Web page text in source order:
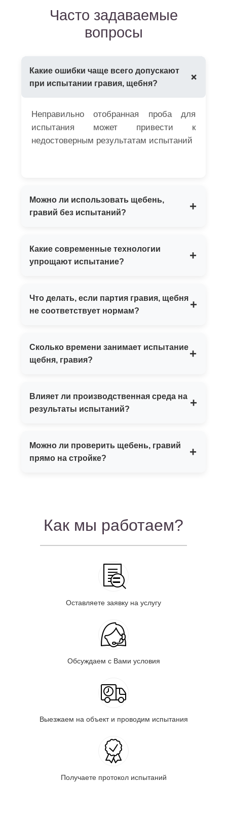
Часто задаваемые
вопросы
Какие ошибки чаще всего допускают
при испытании гравия, щебня?
+
Неправильно отобранная проба для
испытания может привести к
недостоверным результатам испытаний
Можно ли использовать щебень,
гравий без испытаний?
+
использовать не рекомендуется. Без
дальнейшее использование и
применение в строительстве.
Какие современные технологии
упрощают испытание?
+
автоматизированного оборудования.
Что делать, если партия гравия, щебня
не соответствует нормам?
+
обратиться к поставщику продукции.
Сколько времени занимает испытание
щебня, гравия?
+
документов, от 2-х дней до 1 года в
Влияет ли производственная среда на
результаты испытаний?
+
Да, влияет. Требуемые температура и
влажность воздуха при проведении
Можно ли проверить щебень, гравий
прямо на стройке?
+
соблюдении всех требований
Как мы работаем?
Оставляете заявку на услугу
Обсуждаем с Вами условия
Выезжаем на объект и проводим испытания
Получаете протокол испытаний